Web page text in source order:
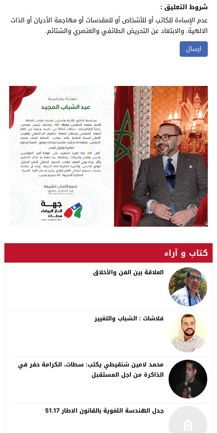
شروط التعليق :
عدم الإساءة للكاتب أو للأشخاص أو للمقدسات أو مهاجمة الأديان أو الذات
الالهية. والابتعاد عن التحريض الطائفي والعنصري والشتائم.
كتاب و آراء
العلاقة بين الفن والأخلاق
فلاشات : الشباب والتغيير
محمد لامين شنقيطي يكتب: سطات، الكرامة حفر في
الذاكرة من اجل المستقبل
جدل الهندسة اللغوية بالقانون الاطار 51.17